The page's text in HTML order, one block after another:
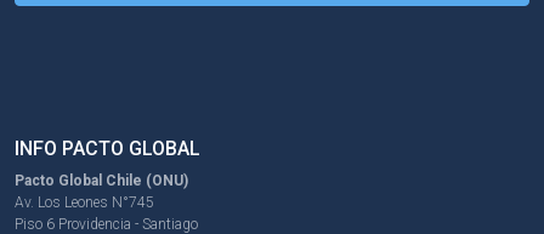
INFO PACTO GLOBAL
Pacto Global Chile (ONU)
Av. Los Leones N°745
Piso 6 Providencia - Santiago